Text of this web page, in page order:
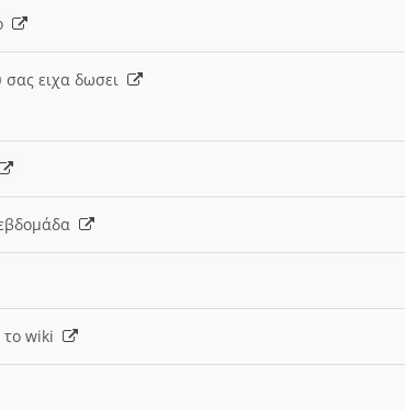
σας ειχα δωσει
εβδομάδα
το wiki